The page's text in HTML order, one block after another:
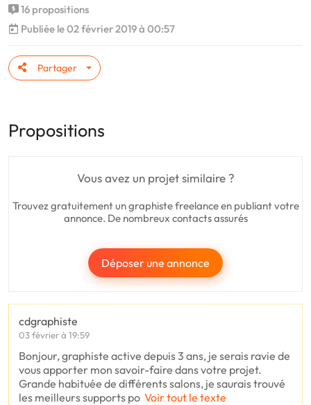
16 propositions
Publiée le 02 février 2019 à 00:57
Partager
Propositions
Vous avez un projet similaire ?
Trouvez gratuitement un graphiste freelance en publiant votre
annonce. De nombreux contacts assurés
Déposer une annonce
cdgraphiste
03 février à 19:59
Bonjour, graphiste active depuis 3 ans, je serais ravie de
vous apporter mon savoir-faire dans votre projet.
Grande habituée de différents salons, je saurais trouvé
les meilleurs supports po Voir tout le texte